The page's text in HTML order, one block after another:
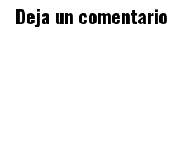
Deja un comentario